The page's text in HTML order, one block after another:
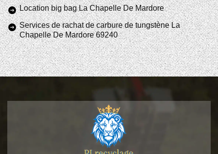
Location big bag La Chapelle De Mardore
Services de rachat de carbure de tungstène La
Chapelle De Mardore 69240